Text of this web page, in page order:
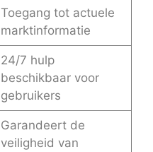
Toegang tot actuele
marktinformatie
24/7 hulp
beschikbaar voor
gebruikers
Garandeert de
veiligheid van